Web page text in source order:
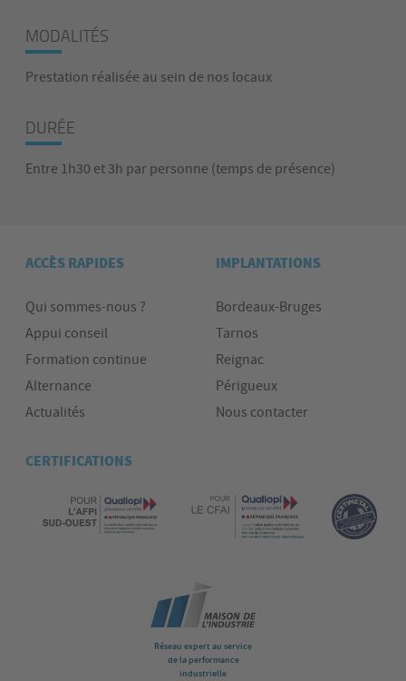
MODALITÉS
Prestation réalisée au sein de nos locaux
DURÉE
Entre 1h30 et 3h par personne (temps de présence)
ACCÈS RAPIDES
Qui sommes-nous ?
Appui conseil
Formation continue
Alternance
Actualités
IMPLANTATIONS
Bordeaux-Bruges
Tarnos
Reignac
Périgueux
Nous contacter
CERTIFICATIONS
Réseau expert au service
de la performance
industrielle